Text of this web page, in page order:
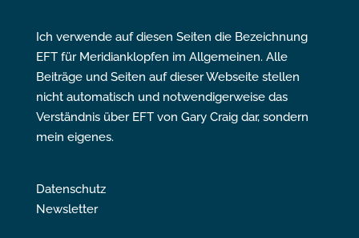
Ich verwende auf diesen Seiten die Bezeichnung
EFT für Meridianklopfen im Allgemeinen. Alle
Beiträge und Seiten auf dieser Webseite stellen
nicht automatisch und notwendigerweise das
Verständnis über EFT von Gary Craig dar, sondern
mein eigenes.
Datenschutz
Newsletter